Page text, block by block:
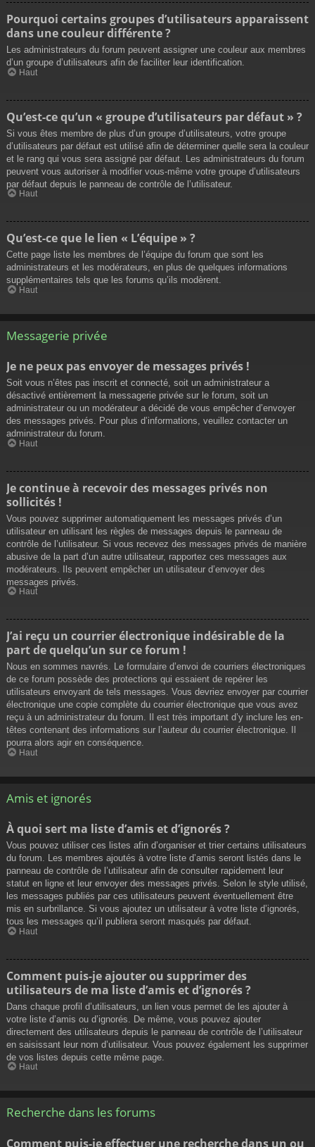
Pourquoi certains groupes d’utilisateurs apparaissent
dans une couleur différente ?
Les administrateurs du forum peuvent assigner une couleur aux membres
d’un groupe d’utilisateurs afin de faciliter leur identification.
Haut
Qu’est-ce qu’un « groupe d’utilisateurs par défaut » ?
Si vous êtes membre de plus d’un groupe d’utilisateurs, votre groupe
d’utilisateurs par défaut est utilisé afin de déterminer quelle sera la couleur
et le rang qui vous sera assigné par défaut. Les administrateurs du forum
peuvent vous autoriser à modifier vous-même votre groupe d’utilisateurs
par défaut depuis le panneau de contrôle de l’utilisateur.
Haut
Qu’est-ce que le lien « L’équipe » ?
Cette page liste les membres de l’équipe du forum que sont les
administrateurs et les modérateurs, en plus de quelques informations
supplémentaires tels que les forums qu’ils modèrent.
Haut
Messagerie privée
Je ne peux pas envoyer de messages privés !
Soit vous n’êtes pas inscrit et connecté, soit un administrateur a
désactivé entièrement la messagerie privée sur le forum, soit un
administrateur ou un modérateur a décidé de vous empêcher d’envoyer
des messages privés. Pour plus d’informations, veuillez contacter un
administrateur du forum.
Haut
Je continue à recevoir des messages privés non
sollicités !
Vous pouvez supprimer automatiquement les messages privés d’un
utilisateur en utilisant les règles de messages depuis le panneau de
contrôle de l’utilisateur. Si vous recevez des messages privés de manière
abusive de la part d’un autre utilisateur, rapportez ces messages aux
modérateurs. Ils peuvent empêcher un utilisateur d’envoyer des
messages privés.
Haut
J’ai reçu un courrier électronique indésirable de la
part de quelqu’un sur ce forum !
Nous en sommes navrés. Le formulaire d’envoi de courriers électroniques
de ce forum possède des protections qui essaient de repérer les
utilisateurs envoyant de tels messages. Vous devriez envoyer par courrier
électronique une copie complète du courrier électronique que vous avez
reçu à un administrateur du forum. Il est très important d’y inclure les en-
têtes contenant des informations sur l’auteur du courrier électronique. Il
pourra alors agir en conséquence.
Haut
Amis et ignorés
À quoi sert ma liste d’amis et d’ignorés ?
Vous pouvez utiliser ces listes afin d’organiser et trier certains utilisateurs
du forum. Les membres ajoutés à votre liste d’amis seront listés dans le
panneau de contrôle de l’utilisateur afin de consulter rapidement leur
statut en ligne et leur envoyer des messages privés. Selon le style utilisé,
les messages publiés par ces utilisateurs peuvent éventuellement être
mis en surbrillance. Si vous ajoutez un utilisateur à votre liste d’ignorés,
tous les messages qu’il publiera seront masqués par défaut.
Haut
Comment puis-je ajouter ou supprimer des
utilisateurs de ma liste d’amis et d’ignorés ?
Dans chaque profil d’utilisateurs, un lien vous permet de les ajouter à
votre liste d’amis ou d’ignorés. De même, vous pouvez ajouter
directement des utilisateurs depuis le panneau de contrôle de l’utilisateur
en saisissant leur nom d’utilisateur. Vous pouvez également les supprimer
de vos listes depuis cette même page.
Haut
Recherche dans les forums
Comment puis-je effectuer une recherche dans un ou